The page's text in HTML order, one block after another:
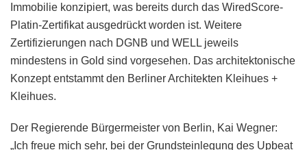
Immobilie konzipiert, was bereits durch das WiredScore-
Platin-Zertifikat ausgedrückt worden ist. Weitere
Zertifizierungen nach DGNB und WELL jeweils
mindestens in Gold sind vorgesehen. Das architektonische
Konzept entstammt den Berliner Architekten Kleihues +
Kleihues.
Der Regierende Bürgermeister von Berlin, Kai Wegner:
„Ich freue mich sehr, bei der Grundsteinlegung des Upbeat